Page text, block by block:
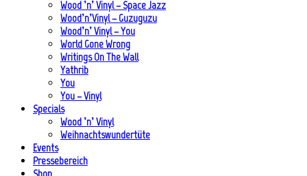
Wood ’n’ Vinyl – Space Jazz
Wood’n’Vinyl – Guzuguzu
Wood’n’ Vinyl – You
World Gone Wrong
Writings On The Wall
Yathrib
You
You – Vinyl
Specials
Wood ’n’ Vinyl
Weihnachtswundertüte
Events
Pressebereich